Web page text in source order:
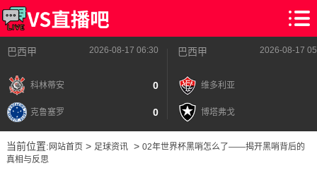
巴西甲 2026-08-17 06:30
科林蒂安 0
克鲁塞罗 0
巴西甲 2026-08-17
维多利亚
博塔弗戈
当前位置: 网站首页> 足球资讯> 02年世界杯黑哨怎么了——揭开黑哨背后的
真相与反思